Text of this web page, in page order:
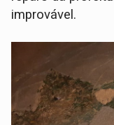
improvável.